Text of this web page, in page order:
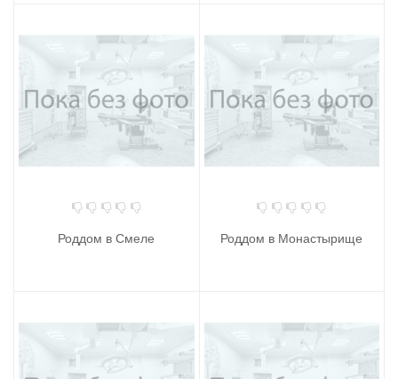
Роддом в Смеле Роддом в Монастырище